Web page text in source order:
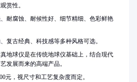
赏性。
耐腐蚀、耐候性好、细节精细、色彩鲜艳
复古经典、科技感等多种风格可选。
地球仪是在传统地球仪基础上，结合现代
发展而来的高端产品。
元，视尺寸和工艺复杂度而定。